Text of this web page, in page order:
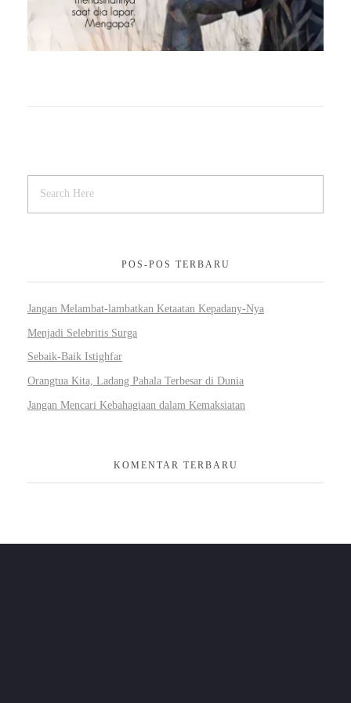
POS-POS TERBARU
Jangan Melambat-lambatkan Ketaatan Kepadany-Nya
Menjadi Selebritis Surga
Sebaik-Baik Istighfar
Orangtua Kita, Ladang Pahala Terbesar di Dunia
Jangan Mencari Kebahagiaan dalam Kemaksiatan
KOMENTAR TERBARU